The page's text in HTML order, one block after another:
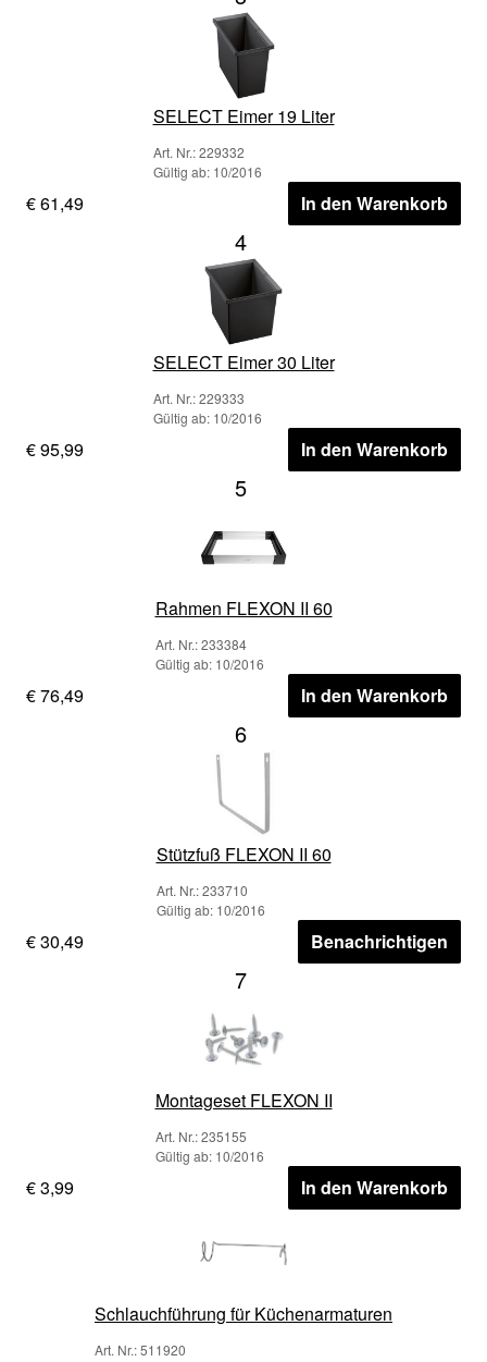
SELECT Eimer 19 Liter
Art. Nr.: 229332
Gültig ab: 10/2016
€ 61,49 In den Warenkorb
4
SELECT Eimer 30 Liter
Art. Nr.: 229333
Gültig ab: 10/2016
€ 95,99 In den Warenkorb
5
Rahmen FLEXON II 60
Art. Nr.: 233384
Gültig ab: 10/2016
€ 76,49 In den Warenkorb
6
Stützfuß FLEXON II 60
Art. Nr.: 233710
Gültig ab: 10/2016
€ 30,49 Benachrichtigen
7
Montageset FLEXON II
Art. Nr.: 235155
Gültig ab: 10/2016
€ 3,99 In den Warenkorb
Schlauchführung für Küchenarmaturen
Art. Nr.: 511920